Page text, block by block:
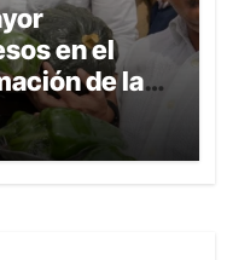
en el
de la